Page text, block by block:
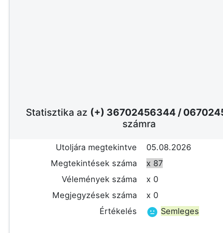
Statisztika az (+) 36702456344 /
számra
Utoljára megtekintve
05.08.2026
Megtekintések száma
x 87
Vélemények száma
x 0
Megjegyzések száma
x 0
Értékelés
Semleges